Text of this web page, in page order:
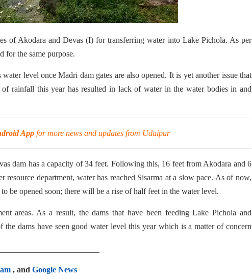
of Akodara and Devas (I) for transferring water into Lake Pichola. As per
for the same purpose.
level once Madri dam gates are also opened. It is yet another issue that
rainfall this year has resulted in lack of water in the water bodies in and
App for more news and updates from Udaipur
dam has a capacity of 34 feet. Following this, 16 feet from Akodara and 6
department, water has reached Sisarma at a slow pace. As of now,
be opened soon; there will be a rise of half feet in the water level.
areas. As a result, the dams that have been feeding Lake Pichola and
the dams have seen good water level this year which is a matter of concern
, and Google News